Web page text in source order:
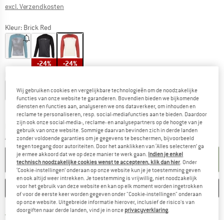
excl. Verzendkosten
Kleur: Brick Red
-24% -24%
S M L XL XXL
Maattabel
Levertijd: 3-5 werkdagenDe link wordt geopend in een infovak en bevat
Aantal:
IN DE WINKELMAND
ONTHOUDEN VERGELIJKEN
Gratis verzending vanaf € 69 (NL)Vind hier de
Wij gebruiken cookies en vergelijkbare technologieën om de noodzakelijke
functies van onze website te garanderen. Bovendien bieden we bijkomende
diensten en functies aan, analyseren we ons dataverkeer, om inhouden en
reclame te personaliseren, resp. social-mediafuncties aan te bieden. Daardoor
zijn ook onze social-media-, reclame- en analysepartners op de hoogte van je
gebruik van onze website. Sommige daarvan bevinden zich in derde landen
zonder voldoende garanties om je gegevens te beschermen, bijvoorbeeld
tegen toegang door autoriteiten. Door het aanklikken van ‘Alles selecteren’ ga
je ermee akkoord dat we op deze manier te werk gaan. Indien je enkel
technisch noodzakelijke cookies wenst te accepteren, klik dan hier. Onder
‘Cookie-instellingen’ onderaan op onze website kun je je toestemming geven
en ook altijd weer intrekken. Je toestemming is vrijwillig, niet noodzakelijk
voor het gebruik van deze website en kan op elk moment worden ingetrokken
of voor de eerste keer worden gegeven onder "Cookie-instellingen" onderaan
op onze website. Uitgebreide informatie hierover, inclusief de risico's van
doorgiften naar derde landen, vind je in onze privacyverklaring.